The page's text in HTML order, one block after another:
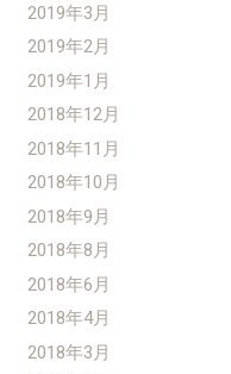
2019年3月
2019年2月
2019年1月
2018年12月
2018年11月
2018年10月
2018年9月
2018年8月
2018年6月
2018年4月
2018年3月